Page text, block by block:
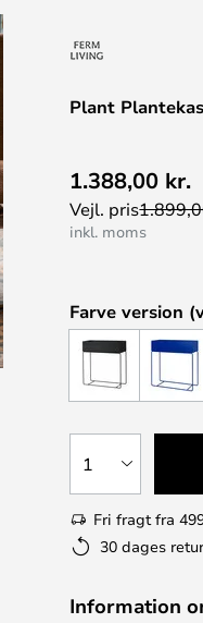
Plant
1.388,00 kr.
Vejl. pris
inkl. moms
Farve version
1
Fri fragt fra
30 dages
Information